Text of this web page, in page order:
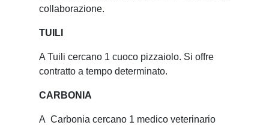
collaborazione.
TUILI
A Tuili cercano 1 cuoco pizzaiolo. Si offre
contratto a tempo determinato.
CARBONIA
A Carbonia cercano 1 medico veterinario